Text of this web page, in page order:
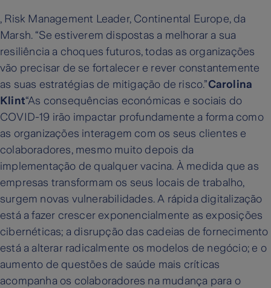
, Risk Management Leader, Continental Europe, da
Marsh. “Se estiverem dispostas a melhorar a sua
resiliência a choques futuros, todas as organizações
vão precisar de se fortalecer e rever constantemente
as suas estratégias de mitigação de risco.”Carolina
Klint“As consequências económicas e sociais do
COVID-19 irão impactar profundamente a forma como
as organizações interagem com os seus clientes e
colaboradores, mesmo muito depois da
implementação de qualquer vacina. À medida que as
empresas transformam os seus locais de trabalho,
surgem novas vulnerabilidades. A rápida digitalização
está a fazer crescer exponencialmente as exposições
cibernéticas; a disrupção das cadeias de fornecimento
está a alterar radicalmente os modelos de negócio; e o
aumento de questões de saúde mais críticas
acompanha os colaboradores na mudança para o